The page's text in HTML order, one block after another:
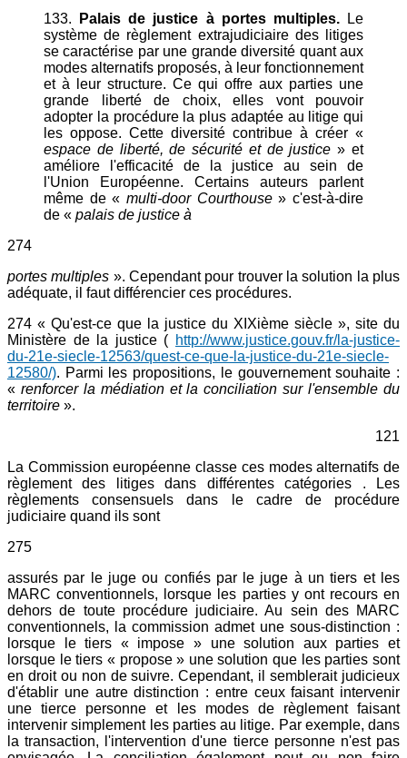
133. Palais de justice à portes multiples.
Le
système de règlement extrajudiciaire des litiges
se caractérise par une grande diversité quant aux
modes alternatifs proposés, à leur fonctionnement
et à leur structure. Ce qui offre aux parties une
grande liberté de choix, elles vont pouvoir
adopter la procédure la plus adaptée au litige qui
les oppose. Cette diversité contribue à créer «
espace de liberté, de sécurité et de justice» et
améliore l'efficacité de la justice au sein de
l'Union Européenne. Certains auteurs parlent
même de « multi-door Courthouse» c'est-à-dire
de « palais de justice à
274
portes multiples ». Cependant pour trouver la solution la plus
adéquate, il faut différencier ces procédures.
274 « Qu'est-ce que la justice du XIXième siècle », site du
Ministère de la justice ( http://www.justice.gouv.fr/la-justice-
du-21e-siecle-12563/quest-ce-que-la-justice-du-21e-siecle-
12580/). Parmi les propositions, le gouvernement souhaite :
« renforcer la médiation et la conciliation sur l'ensemble du
territoire ».
121
La Commission européenne classe ces modes alternatifs de
règlement des litiges dans différentes catégories . Les
règlements consensuels dans le cadre de procédure
judiciaire quand ils sont
275
assurés par le juge ou confiés par le juge à un tiers et les
MARC conventionnels, lorsque les parties y ont recours en
dehors de toute procédure judiciaire. Au sein des MARC
conventionnels, la commission admet une sous-distinction :
lorsque le tiers « impose » une solution aux parties et
lorsque le tiers « propose » une solution que les parties sont
en droit ou non de suivre. Cependant, il semblerait judicieux
d'établir une autre distinction : entre ceux faisant intervenir
une tierce personne et les modes de règlement faisant
intervenir simplement les parties au litige. Par exemple, dans
la transaction, l'intervention d'une tierce personne n'est pas